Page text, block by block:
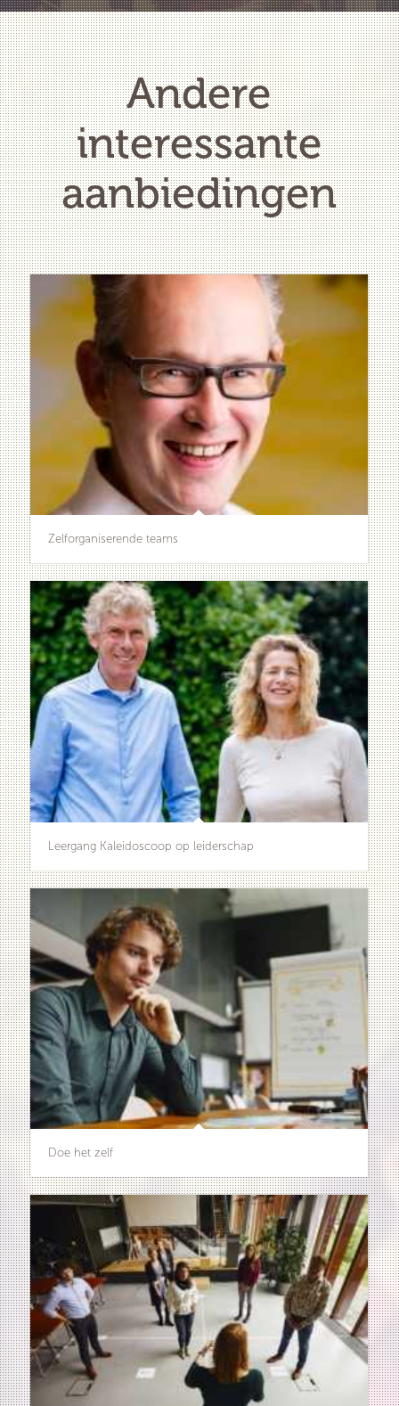
Andere
interessante
aanbiedingen
Zelforganiserende teams
Leergang Kaleidoscoop op leiderschap
Doe het zelf